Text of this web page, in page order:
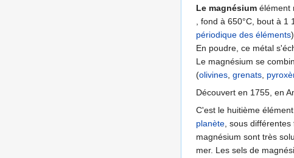
Le magnésium élément
, fond à 650°C, bout à 1
périodique des éléments
En poudre, ce métal
Le magnésium se
(olivines, grenats,
Découvert en 1755, en
C'est le huitième
planète, sous différentes
magnésium sont très
mer. Les sels de